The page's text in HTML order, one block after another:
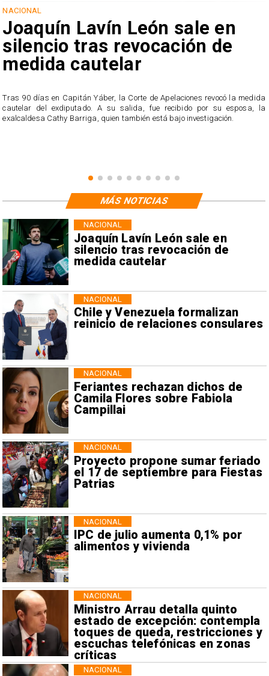
NACIONAL
Joaquín Lavín León sale en
silencio tras revocación de
medida cautelar
Tras 90 días en Capitán Yáber, la Corte de Apelaciones revocó la medida
cautelar del exdiputado. A su salida, fue recibido por su esposa, la
exalcaldesa Cathy Barriga, quien también está bajo investigación.
Joaquín Lavín León sale en
silencio tras revocación de
medida cautelar
NACIONAL
Chile y Venezuela formalizan
reinicio de relaciones consulares
NACIONAL
Feriantes rechazan dichos de
Camila Flores sobre Fabiola
Campillai
NACIONAL
Proyecto propone sumar feriado
el 17 de septiembre para Fiestas
Patrias
NACIONAL
IPC de julio aumenta 0,1% por
alimentos y vivienda
NACIONAL
Ministro Arrau detalla quinto
estado de excepción: contempla
toques de queda, restricciones y
escuchas telefónicas en zonas
críticas
NACIONAL
NACIONAL
MÁS NOTICIAS